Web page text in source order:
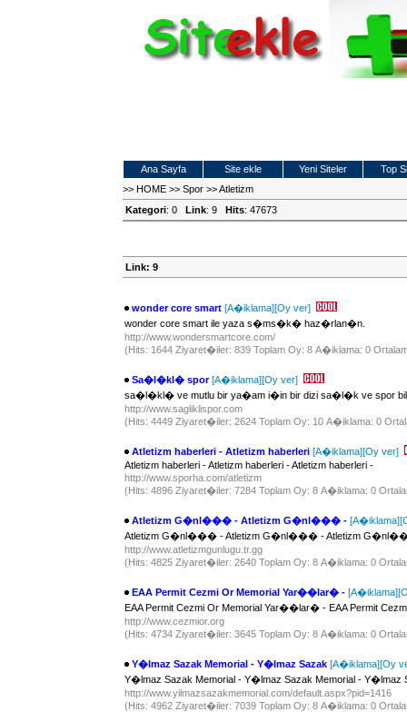
Ana Sayfa Site ekle Yeni Siteler
Top
>> HOME >> Spor >>Atletizm
Kategori: 0 Link: 9 Hits: 47673
Link: 9
wonder core smart [A�iklama][Oy ver]
wonder core smart ile yaza s�ms�k� haz�rlan�n.
http://www.wondersmartcore.com/
(Hits: 1644 Ziyaret�iler: 839 Toplam Oy: 8 A�iklama: 0
Sa�l�kl� spor [A�iklama][Oy ver]
sa�l�kl� ve mutlu bir ya�am i�in bir dizi sa�l�k ve spor
http://www.sagliklispor.com
(Hits: 4449 Ziyaret�iler: 2624 Toplam Oy: 10 A�iklama: 0
Atletizm haberleri - Atletizm haberleri [A�iklama][Oy ver]
Atletizm haberleri - Atletizm haberleri - Atletizm haberleri -
http://www.sporha.com/atletizm
(Hits: 4896 Ziyaret�iler: 7284 Toplam Oy: 8 A�iklama: 0
Atletizm G�nl��� - Atletizm G�nl��� - [A�iklama]
Atletizm G�nl��� - Atletizm G�nl��� - Atletizm
http://www.atletizmgunlugu.tr.gg
(Hits: 4825 Ziyaret�iler: 2640 Toplam Oy: 8 A�iklama: 0
EAA Permit Cezmi Or Memorial Yar��lar� - [A�iklama]
EAA Permit Cezmi Or Memorial Yar��lar� - EAA Permit
http://www.cezmior.org
(Hits: 4734 Ziyaret�iler: 3645 Toplam Oy: 8 A�iklama: 0
Y�lmaz Sazak Memorial - Y�lmaz Sazak [A�iklama][Oy
Y�lmaz Sazak Memorial - Y�lmaz Sazak Memorial - Y�lmaz
http://www.yilmazsazakmemorial.com/default.aspx?pid=1416
(Hits: 4962 Ziyaret�iler: 7039 Toplam Oy: 8 A�iklama: 0